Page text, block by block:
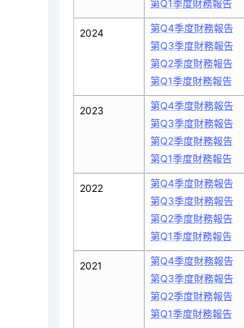
2024
2023
2022
2021
第Q1季度財務報告
第Q4季度財務報告
第Q3季度財務報告
第Q2季度財務報告
第Q1季度財務報告
第Q4季度財務報告
第Q3季度財務報告
第Q2季度財務報告
第Q1季度財務報告
第Q4季度財務報告
第Q3季度財務報告
第Q2季度財務報告
第Q1季度財務報告
第Q4季度財務報告
第Q3季度財務報告
第Q2季度財務報告
第Q1季度財務報告